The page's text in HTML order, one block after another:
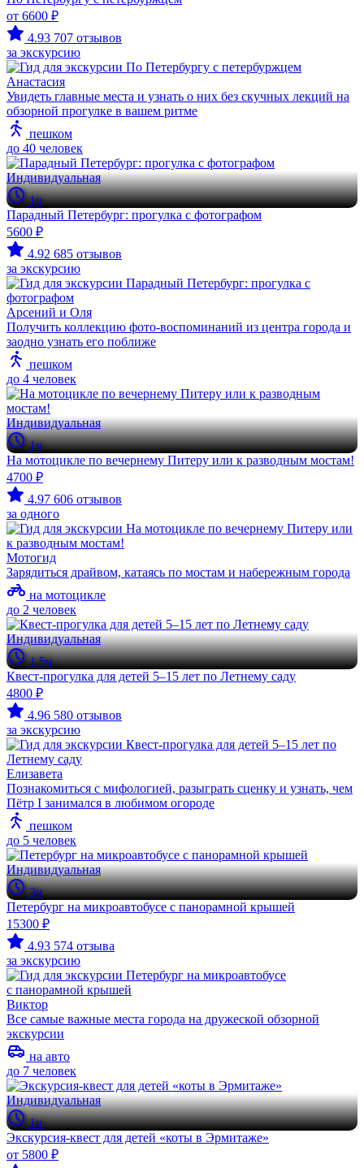
от 6600 ₽
4.93 707 отзывов
за экскурсию
Анастасия
Увидеть главные места и узнать о них без скучных лекций на
обзорной прогулке в вашем ритме
пешком
до 40 человек
Индивидуальная
1ч
Парадный Петербург: прогулка с фотографом
5600 ₽
4.92 685 отзывов
за экскурсию
Арсений и Оля
Получить коллекцию фото-воспоминаний из центра города и
заодно узнать его поближе
пешком
до 4 человек
Индивидуальная
1ч
На мотоцикле по вечернему Питеру или к разводным мостам!
4700 ₽
4.97 606 отзывов
за одного
Мотогид
Зарядиться драйвом, катаясь по мостам и набережным города
на мотоцикле
до 2 человек
Индивидуальная
1.5ч
Квест-прогулка для детей 5–15 лет по Летнему саду
4800 ₽
4.96 580 отзывов
за экскурсию
Елизавета
Познакомиться с мифологией, разыграть сценку и узнать, чем
Пётр I занимался в любимом огороде
пешком
до 5 человек
Индивидуальная
3ч
Петербург на микроавтобусе с панорамной крышей
15300 ₽
4.93 574 отзыва
за экскурсию
Виктор
Все самые важные места города на дружеской обзорной
экскурсии
на авто
до 7 человек
Индивидуальная
1ч
Экскурсия-квест для детей «коты в Эрмитаже»
от 5800 ₽